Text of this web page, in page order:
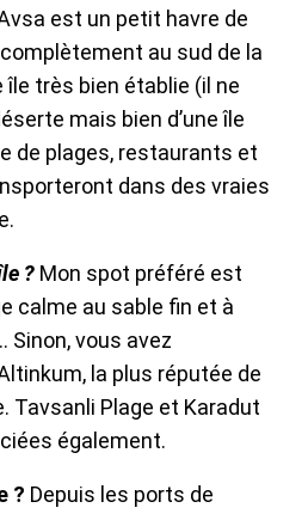
est un petit havre de
au sud de la
très bien établie (il ne
mais bien d’une île
de plages, restaurants et
dans des vraies
? Mon spot préféré est
calme au sable fin et à
Sinon, vous avez
la plus réputée de
Tavsanli Plage et Karadut
également.
? Depuis les ports de